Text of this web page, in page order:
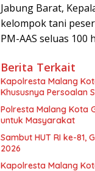
Jabung Barat,
kelompok tani
PM-AAS seluas 100
Berita Terkait
Kapolresta Malang
Khususnya Persoalan
Polresta Malang Kota
untuk Masyarakat
Sambut HUT RI ke-81,
2026
Kapolresta Malang